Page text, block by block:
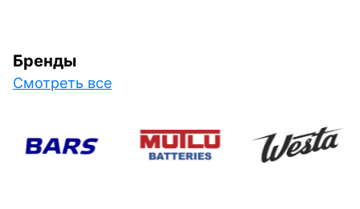
Бренды
Смотреть все